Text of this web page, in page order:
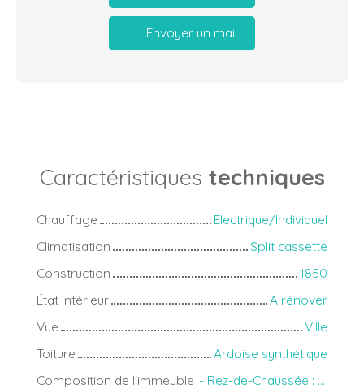
Envoyer un mail
Caractéristiques techniques
Chauffage
Electrique/Individuel
Climatisation
Split cassette
Construction
1850
État intérieur
A rénover
Vue
Ville
Toiture
Ardoise synthétique
Composition de l'immeuble
- Rez-de-Chaussée : Local commercial avec réserve